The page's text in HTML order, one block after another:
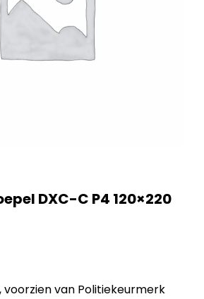
DXC-C P4 120×220
voorzien van Politiekeurmerk